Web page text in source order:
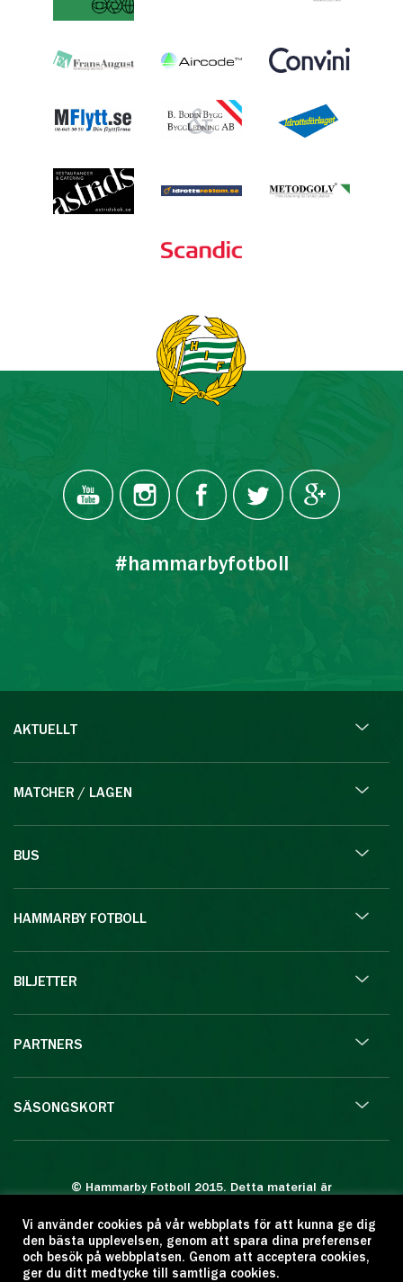
#hammarbyfotboll
AKTUELLT
MATCHER / LAGEN
BUS
HAMMARBY FOTBOLL
BILJETTER
PARTNERS
SÄSONGSKORT
© Hammarby Fotboll 2015. Detta material är
Eftertryck eller annan kopiering är förbjuden.
Citera oss gärna men ange källan:
www.hammarbyfotboll.se. Ansvarig utgivare:
Vi använder cookies på vår webbplats för att kunna ge dig
den bästa upplevelsen, genom att spara dina preferenser
och besök på webbplatsen. Genom att acceptera cookies,
ger du ditt medtycke till samtliga cookies.